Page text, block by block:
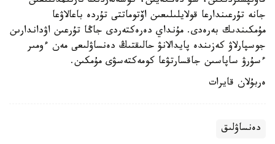
جانە تۇرعىندارعا قولايلىلىعىن اۆتوماتتى تۇردە باعالاۋعا
مۇمكىندىك بەرەدى. مۇنداي دەرەكتەردى جاڭا تۇرعىن اۋداندارىن
جوسپارلاۋ كەزىندە پايدالانۋ حالىقتىڭ دەنساۋلىعى مەن ءومىر
ءسۇرۋ ساپاسىن جاقسارتۋعا كومەكتەسۋى مۇمكىن.
ەربۇلان قايرات
دەنساۋلىق